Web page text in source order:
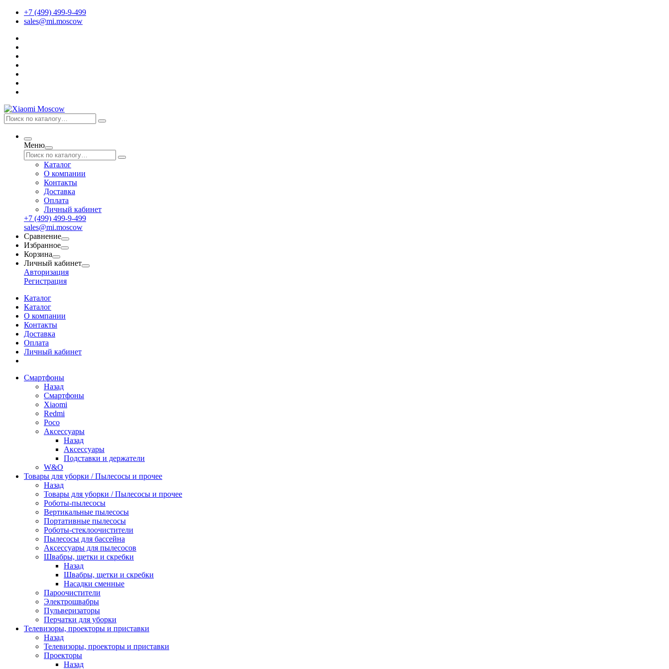
+7 (499) 499-9-499
sales@mi.moscow
Меню
Каталог
О компании
Контакты
Доставка
Оплата
Личный кабинет
+7 (499) 499-9-499
sales@mi.moscow
Сравнение
Избранное
Корзина
Личный кабинет
Авторизация
Регистрация
Каталог
Каталог
О компании
Контакты
Доставка
Оплата
Личный кабинет
Смартфоны
Назад
Смартфоны
Xiaomi
Redmi
Poco
Аксессуары
Назад
Аксессуары
Подставки и держатели
W&O
Товары для уборки / Пылесосы и прочее
Назад
Товары для уборки / Пылесосы и прочее
Роботы-пылесосы
Вертикальные пылесосы
Портативные пылесосы
Роботы-стеклоочистители
Пылесосы для бассейна
Аксессуары для пылесосов
Швабры, щетки и скребки
Назад
Швабры, щетки и скребки
Насадки сменные
Пароочистители
Электрошвабры
Пульверизаторы
Перчатки для уборки
Телевизоры, проекторы и приставки
Назад
Телевизоры, проекторы и приставки
Проекторы
Назад